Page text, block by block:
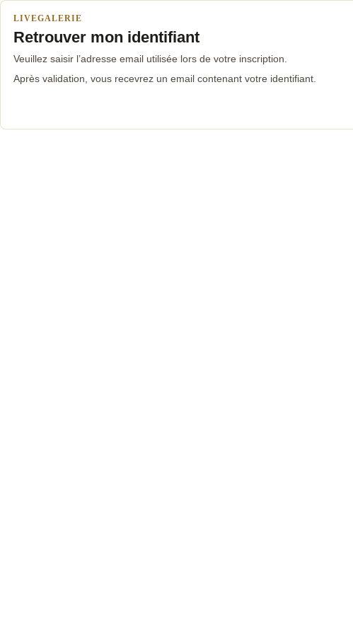
LIVEGALERIE
Retrouver mon identifiant
Veuillez saisir l’adresse email utilisée lors de votre inscription.
Après validation, vous recevrez un email contenant votre identifiant.